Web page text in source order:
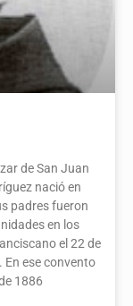
de San Juan
nació en
padres fueron
en los
el 22 de
ese convento
1886